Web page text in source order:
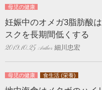
母児の健康
妊娠中のオメガ3脂肪酸
スクを長期間低くする
2019.10.25 細川忠宏
母児の健康 食生活 (栄養)